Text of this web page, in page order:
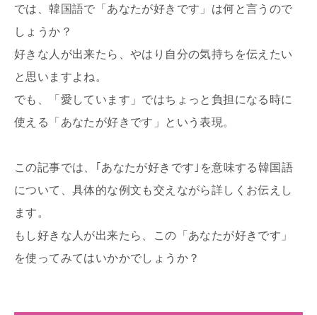
では、韓国語で「あなたが好きです」は何と言うので
しょうか？
好きな人が出来たら、やはり自分の気持ちを伝えたい
と思いますよね。
でも、「愛しています」ではちょっと負担になる時に
使える「あなたが好きです」という表現。
この記事では、｢あなたが好きです｣を意味する韓国語
について、具体的な例文も交えながら詳しくお伝えし
ます。
もし好きな人が出来たら、この「あなたが好きです」
を使ってみてはいかかでしょうか？